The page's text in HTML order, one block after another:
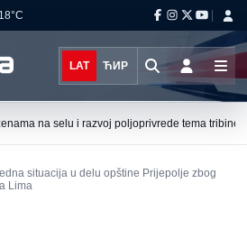
18°C
LAT ЋИР
na selu i razvoj poljoprivrede tema tribine
situacija u delu opštine Prijepolje zbog
Lima